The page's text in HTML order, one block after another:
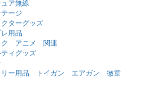
ア無線
ージ
ターグッズ
用品
ク アニメ 関連
ィグッズ
リー用品 トイガン エアガン 徽章